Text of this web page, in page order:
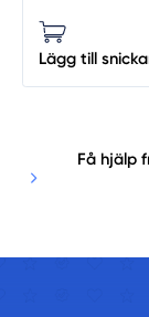
Lägg till
Få hjälp